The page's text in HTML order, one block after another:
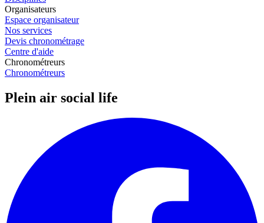
Organisateurs
Espace organisateur
Nos services
Devis chronométrage
Centre d'aide
Chronométreurs
Chronométreurs
Plein air social life